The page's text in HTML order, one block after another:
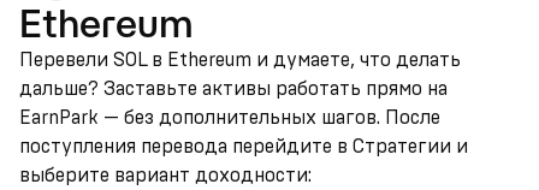
Ethereum
Перевели SOL в Ethereum и думаете, что делать
дальше? Заставьте активы работать прямо на
EarnPark — без дополнительных шагов. После
поступления перевода перейдите в Стратегии и
выберите вариант доходности: